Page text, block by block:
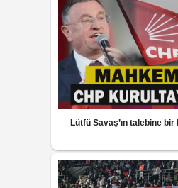
Lütfü Savaş’ın talebine bir